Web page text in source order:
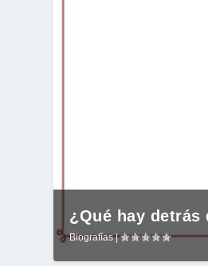
¿Qué hay detrás
Biografías|